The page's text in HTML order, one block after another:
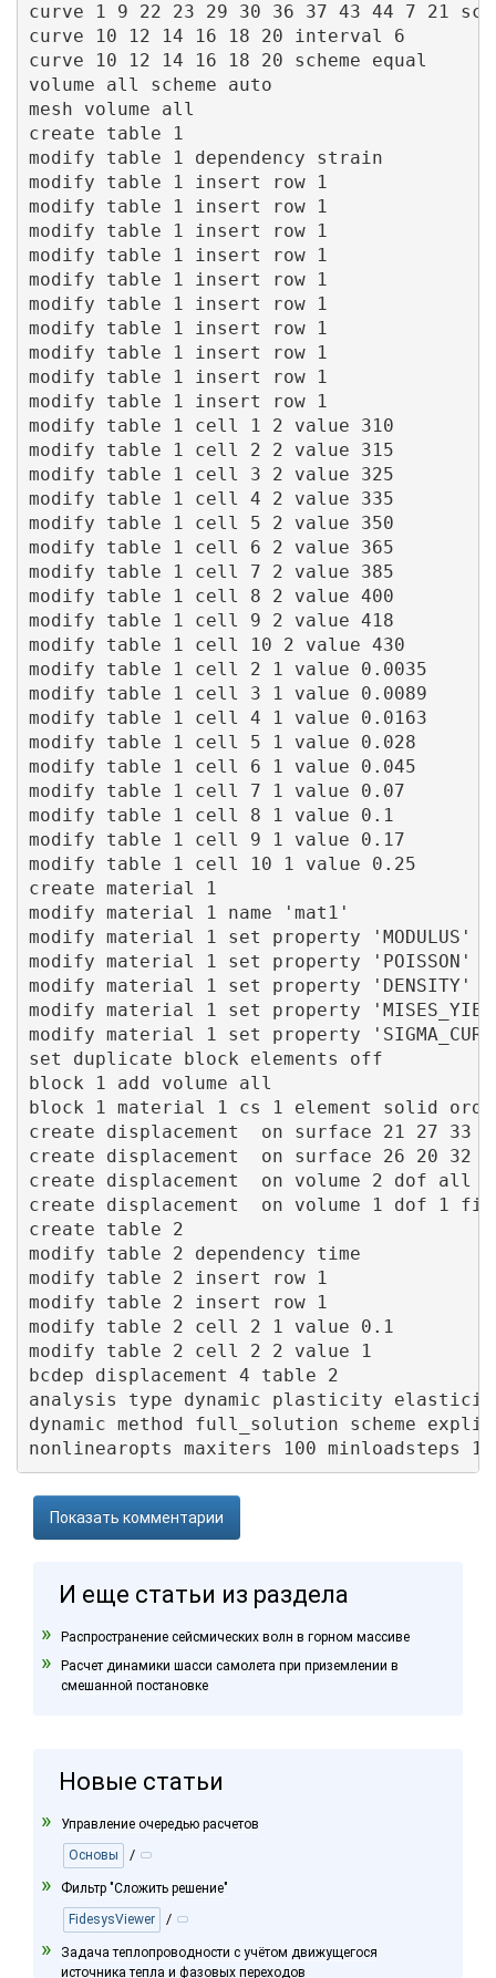
curve 1 9 22 23 29 30 36 37 43 44 7 21
curve 10 12 14 16 18 20 interval 6
curve 10 12 14 16 18 20 scheme equal
volume all scheme auto
mesh volume all
create table 1
modify table 1 dependency strain
modify table 1 insert row 1
modify table 1 insert row 1
modify table 1 insert row 1
modify table 1 insert row 1
modify table 1 insert row 1
modify table 1 insert row 1
modify table 1 insert row 1
modify table 1 insert row 1
modify table 1 insert row 1
modify table 1 insert row 1
modify table 1 cell 1 2 value 310
modify table 1 cell 2 2 value 315
modify table 1 cell 3 2 value 325
modify table 1 cell 4 2 value 335
modify table 1 cell 5 2 value 350
modify table 1 cell 6 2 value 365
modify table 1 cell 7 2 value 385
modify table 1 cell 8 2 value 400
modify table 1 cell 9 2 value 418
modify table 1 cell 10 2 value 430
modify table 1 cell 2 1 value 0.0035
modify table 1 cell 3 1 value 0.0089
modify table 1 cell 4 1 value 0.0163
modify table 1 cell 5 1 value 0.028
modify table 1 cell 6 1 value 0.045
modify table 1 cell 7 1 value 0.07
modify table 1 cell 8 1 value 0.1
modify table 1 cell 9 1 value 0.17
modify table 1 cell 10 1 value 0.25
create material 1
modify material 1 name 'mat1'
modify material 1 set property 'MODULUS'
modify material 1 set property 'POISSON'
modify material 1 set property 'DENSITY'
modify material 1 set property
modify material 1 set property
set duplicate block elements off
block 1 add volume all
block 1 material 1 cs 1 element solid
create displacement  on surface 21 27
create displacement  on surface 26 20
create displacement  on volume 2 dof
create displacement  on volume 1 dof 1
create table 2
modify table 2 dependency time
modify table 2 insert row 1
modify table 2 insert row 1
modify table 2 cell 2 1 value 0.1
modify table 2 cell 2 2 value 1
bcdep displacement 4 table 2
analysis type dynamic plasticity
dynamic method full_solution scheme
Показать комментарии
И еще статьи из раздела
Распространение сейсмических волн в горном массиве
Расчет динамики шасси самолета при приземлении в
смешанной постановке
Новые статьи
Управление очередью расчетов
Основы
/
Фильтр "Сложить решение"
FidesysViewer
/
Задача теплопроводности с учётом движущегося
источника тепла и фазовых переходов